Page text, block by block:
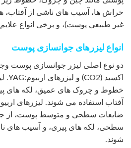
خراش ها، آسیب های ناشی از آفتاب،
غیر طبیعی پوست)، و برخی انواع
انواع لیزرهای جوانسازی پوست
دو نوع اصلی لیزر جوانسازی پوست
خطوط و چروک های عمیق، لکه های
ضایعات سطحی و متوسط پوست، از
سطحی، لکه های پیری، و آسیب های
شوند.